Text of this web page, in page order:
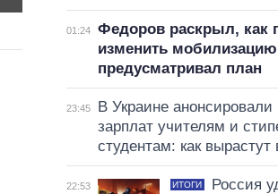
01:24
Федоров раскрыл, как
изменить
предусматривал план
23:45
В Украине
зарплат учителям и
студентам: как
22:53 ИТОГИ
Россия